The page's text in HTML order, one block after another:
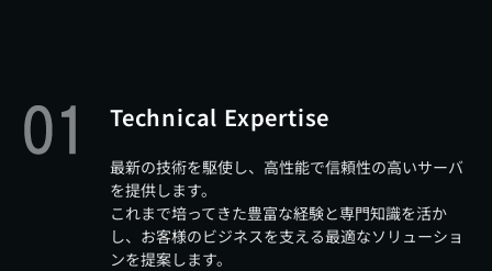
Technical Expertise
最新の技術を駆使し、高性能で信頼性の高いサーバ
を提供します。
これまで培ってきた豊富な経験と専門知識を活か
し、お客様のビジネスを支える最適なソリューショ
ンを提案します。